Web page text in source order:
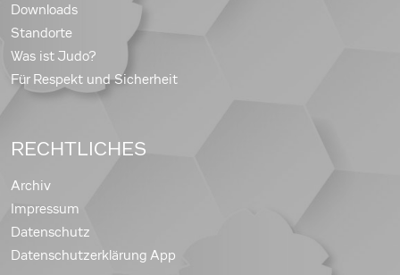
Downloads
Standorte
Was ist Judo?
Für Respekt und Sicherheit
RECHTLICHES
Archiv
Impressum
Datenschutz
Datenschutzerklärung App